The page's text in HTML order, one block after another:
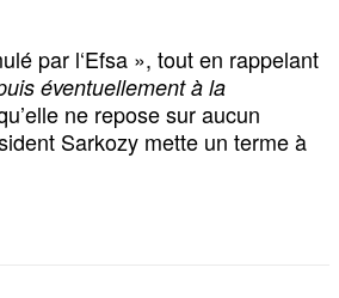
par l‘Efsa », tout en rappelant
éventuellement à la
ne repose sur aucun
Sarkozy mette un terme à